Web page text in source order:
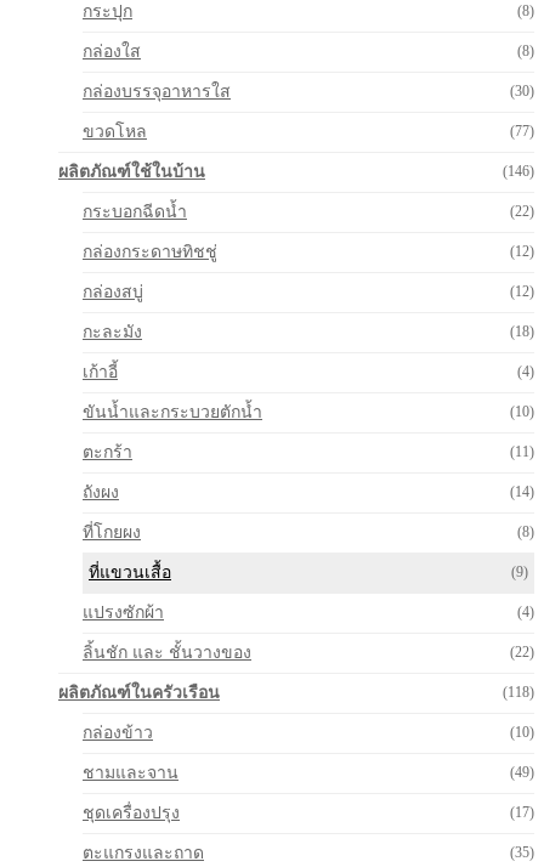
กระปุก (8)
กล่องใส (8)
กล่องบรรจุอาหารใส (30)
ขวดโหล (77)
ผลิตภัณฑ์ใช้ในบ้าน (146)
กระบอกฉีดน้ำ (22)
กล่องกระดาษทิชชู่ (12)
กล่องสบู่ (12)
กะละมัง (18)
เก้าอี้ (4)
ขันน้ำและกระบวยตักน้ำ (10)
ตะกร้า (11)
ถังผง (14)
ที่โกยผง (8)
ที่แขวนเสื้อ (9)
แปรงซักผ้า (4)
ลิ้นชัก และ ชั้นวางของ (22)
ผลิตภัณฑ์ในครัวเรือน (118)
กล่องข้าว (10)
ชามและจาน (49)
ชุดเครื่องปรุง (17)
ตะแกรงและถาด (35)